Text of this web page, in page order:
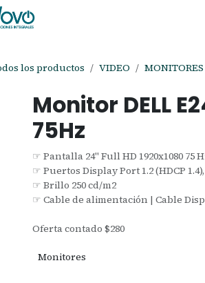
los productos VIDEO MONITORES
Monitor DELL
75Hz
☞ Pantalla 24" Full HD 1920x1080 75
☞ Puertos Display Port 1.2 (HDCP
☞ Brillo 250 cd/m2
☞ Cable de alimentación | Cable
Oferta contado $280
Monitores